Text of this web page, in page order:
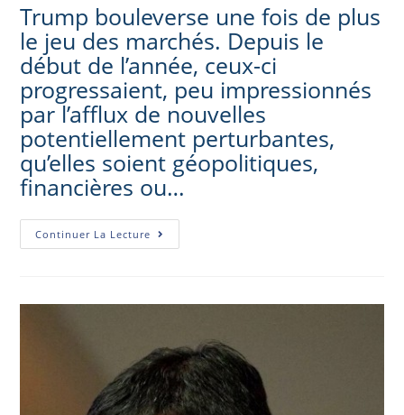
Trump bouleverse une fois de plus
le jeu des marchés. Depuis le
début de l’année, ceux-ci
progressaient, peu impressionnés
par l’afflux de nouvelles
potentiellement perturbantes,
qu’elles soient géopolitiques,
financières ou…
Continuer La Lecture